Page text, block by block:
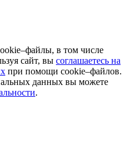
в том числе
сайт, вы соглашаетесь на
при помощи cookie–файлов.
данных вы можете
.